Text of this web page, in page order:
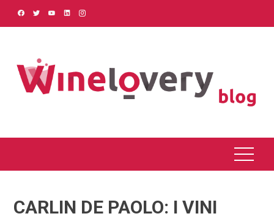
CARLIN DE PAOLO: I VINI